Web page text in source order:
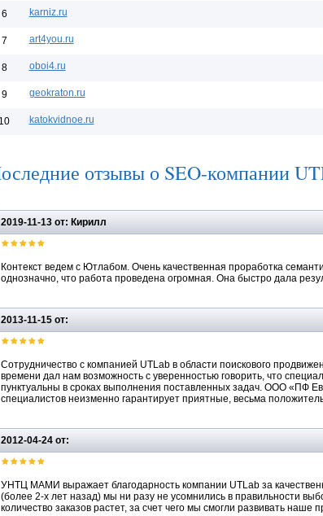
6 karniz.ru
7 art4you.ru
8 oboi4.ru
9 geokraton.ru
10 katokvidnoe.ru
отзывы о SEO-компании
2019-11-13 от: Кирилл
Контекст ведем с Ютлабом. Очень качественная проработка
однозначно, что работа проведена огромная. Она быстро дала
2013-11-15 от:
Сотрудничество с компанией UTLab в области поискового
времени дал нам возможность с уверенностью говорить, что
пунктуальны в сроках выполнения поставленных задач. ООО «ПФ
специалистов неизменно гарантирует приятные, весьма
2012-04-24 от:
УНТЦ МАМИ выражает благодарность компании UTLab за
(более 2-х лет назад) мы ни разу не усомнились в правильности
количество заказов растет, за счет чего мы смогли развивать наше